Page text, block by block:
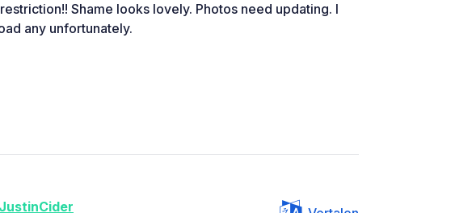
Shame looks lovely. Photos need updating. I
any unfortunately.
JustinCider